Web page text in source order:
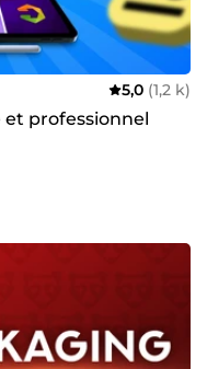
5,0 (1,2 k)
et professionnel